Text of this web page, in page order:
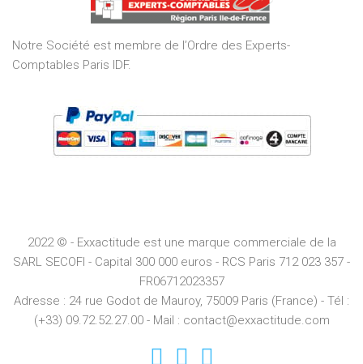
5
Notre Société est membre de l’Ordre des Experts-
Comptables Paris IDF.
2022 © - Exxactitude est une marque commerciale de la
SARL SECOFI - Capital 300 000 euros - RCS Paris 712 023 357 -
FR06712023357
Adresse : 24 rue Godot de Mauroy, 75009 Paris (France) - Tél :
(+33) 09.72.52.27.00 - Mail : contact@exxactitude.com